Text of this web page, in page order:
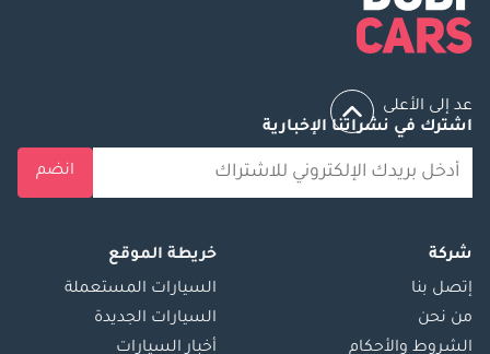
عد إلى الأعلى
اشترك في نشراتنا الإخبارية
انضم
شركة
إتصل بنا
من نحن
الشروط والأحكام
خريطة الموقع
السيارات المستعملة
السيارات الجديدة
أخبار السيارات